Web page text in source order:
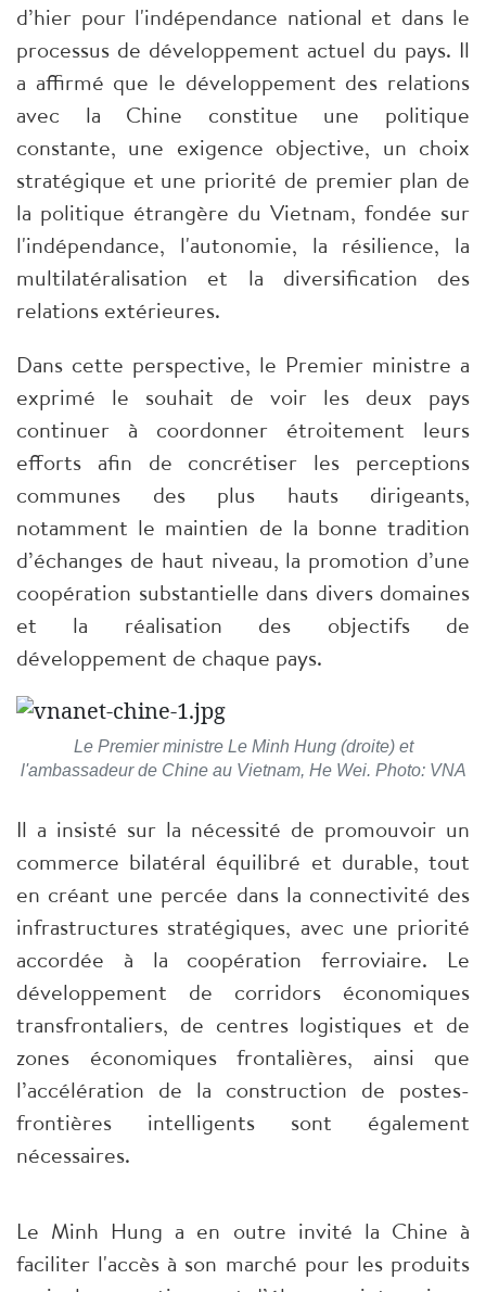
d’hier pour l'indépendance national et dans le
processus de développement actuel du pays. Il
a affirmé que le développement des relations
avec la Chine constitue une politique
constante, une exigence objective, un choix
stratégique et une priorité de premier plan de
la politique étrangère du Vietnam, fondée sur
l'indépendance, l'autonomie, la résilience, la
multilatéralisation et la diversification des
relations extérieures.
Dans cette perspective, le Premier ministre a
exprimé le souhait de voir les deux pays
continuer à coordonner étroitement leurs
efforts afin de concrétiser les perceptions
communes des plus hauts dirigeants,
notamment le maintien de la bonne tradition
d’échanges de haut niveau, la promotion d’une
coopération substantielle dans divers domaines
et la réalisation des objectifs de
développement de chaque pays.
Le Premier ministre Le Minh Hung (droite) et
l'ambassadeur de Chine au Vietnam, He Wei. Photo: VNA
Il a insisté sur la nécessité de promouvoir un
commerce bilatéral équilibré et durable, tout
en créant une percée dans la connectivité des
infrastructures stratégiques, avec une priorité
accordée à la coopération ferroviaire. Le
développement de corridors économiques
transfrontaliers, de centres logistiques et de
zones économiques frontalières, ainsi que
l’accélération de la construction de postes-
frontières intelligents sont également
nécessaires.
Le Minh Hung a en outre invité la Chine à
faciliter l'accès à son marché pour les produits